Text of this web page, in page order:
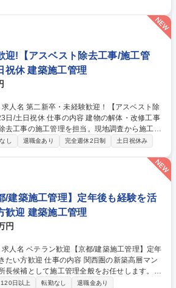
力会社への工事内容共有、調整、交渉■現場調
ト立会い 【案件情報】■工期：数日～10日程度
■案件例：マンション、商業施設、コンビニ、
リア：全国（東京・名古屋・大阪・広島・福
3日程度／長期出張なし 募集職種 【新大
駐・長期出張・夜勤・転勤なし！資格取得可◎
迎!【アスベスト除去工事/施工管
祝休 建築施工管理
建物の解体・改修工事
去工事の施工管理を担当。現地調査から施工計
わり、人々の健康と安全を守る社会貢献性の高
類の作成 ■アスベスト除去工事の施工管理 ■官公
会社や関係業者との調整■工事完了報告書の
工管理業務：7割 営業業務：3割 募集職種
アスベスト除去工事/施工管理】年休123日/土日
し 退職金あり 完全週休2日制 土日祝休み
/建築施工管理】定年後も経験を活
歓迎 建築施工管理
円
関西圏の新築高層マン
長候補として施工管理全般をお任せします。親
プもあり人員不足などのサポート体制抜群。1
日以上 転勤なし
退職金あり